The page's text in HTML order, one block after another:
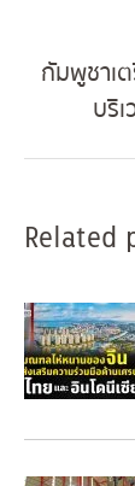
กัมพูชาเ
บริ
Related